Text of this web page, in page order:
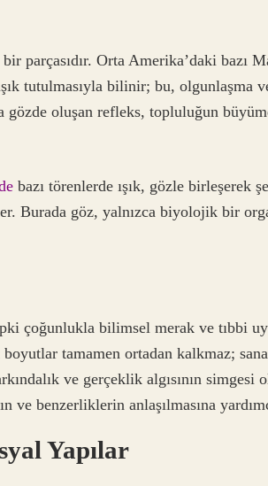
parçasıdır. Orta Amerika’daki bazı
tutulmasıyla bilinir; bu, olgunlaşma
gözde oluşan refleks, topluluğun
bazı törenlerde ışık, gözle birleşerek
Burada göz, yalnızca biyolojik bir
çoğunlukla bilimsel merak ve tıbbi
tamamen ortadan kalkmaz;
ve gerçeklik algısının simgesi
ve benzerliklerin anlaşılmasına
Yapılar